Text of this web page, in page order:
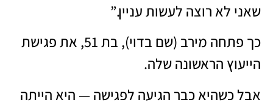
שאני לא רוצה לעשות עניין.”
כך פתחה מירב (שם בדוי), בת 51, את פגישת
הייעוץ הראשונה שלה.
אבל כשהיא כבר הגיעה לפגישה — היא הייתה